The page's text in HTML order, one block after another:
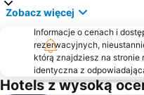
Jurajski Park Linowy
Centrum Kongresowe AP
Hula Kula Kręgielnia
Zobacz więcej
Informacje o cenach i
rezerwacyjnych,
którą znajdziesz na
identyczna z
Hotels z wysoką